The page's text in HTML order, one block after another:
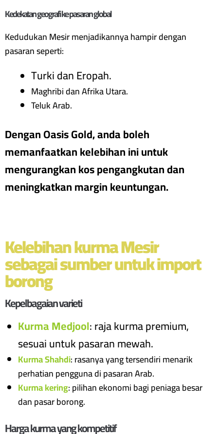
Kedekatan geografi ke pasaran global
Kedudukan Mesir menjadikannya hampir dengan
pasaran seperti:
Turki dan Eropah.
Maghribidan Afrika Utara.
Teluk Arab.
Dengan Oasis Gold, anda boleh
memanfaatkan kelebihan ini untuk
mengurangkan kos pengangkutan dan
meningkatkan margin keuntungan.
Kelebihan kurma Mesir
sebagai sumber untuk import
borong
Kepelbagaian varieti
Kurma Medjool: raja kurma premium,
sesuai untuk pasaran mewah.
Kurma Shahdi: rasanya yang tersendiri menarik
perhatian pengguna di pasaran Arab.
Kurma kering: pilihan ekonomi bagi peniaga besar
dan pasar borong.
Harga kurma yang kompetitif